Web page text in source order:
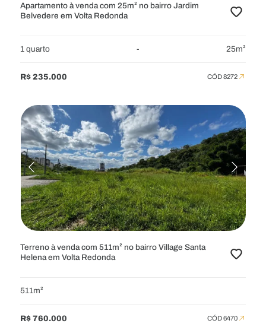
Apartamento à venda com 25m² no bairro Jardim
Belvedere em Volta Redonda
1 quarto - 25m²
R$ 235.000 CÓD 8272
Terreno à venda com 511m² no bairro Village Santa
Helena em Volta Redonda
511m²
R$ 760.000 CÓD 6470